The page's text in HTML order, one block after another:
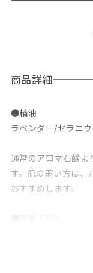
商品詳細
●精油
ラベンダー/ゼラニ
通常のアロマ石鹸
す。肌の弱い方は、
おすすめします。